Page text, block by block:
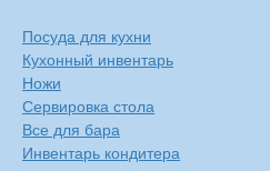
Посуда для кухни
Кухонный инвентарь
Ножи
Сервировка стола
Все для бара
Инвентарь кондитера